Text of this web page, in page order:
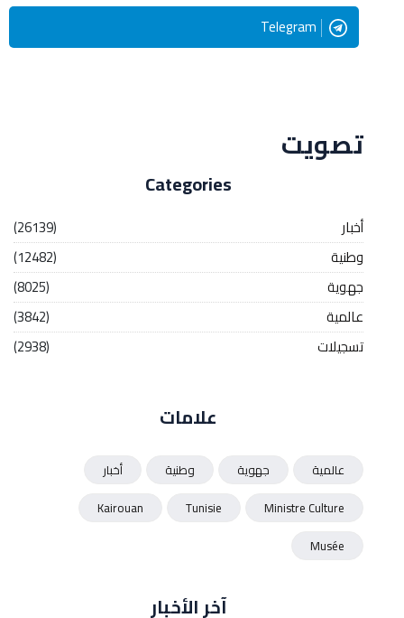
Telegram
تصويت
Categories
أخبار
(26139)
وطنية
(12482)
جهوية
(8025)
عالمية
(3842)
تسجيلات
(2938)
علامات
عالمية جهوية وطنية
أخبار
Ministre Culture
Tunisie
Kairouan
Musée
آخر الأخبار